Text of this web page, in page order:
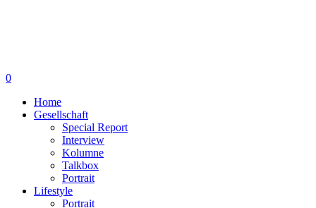
0
Home
Gesellschaft
Special Report
Interview
Kolumne
Talkbox
Portrait
Lifestyle
Portrait